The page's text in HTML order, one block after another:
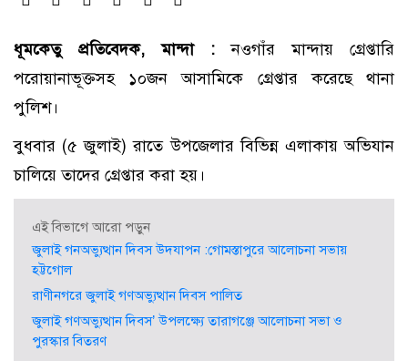
ধূমকেতু প্রতিবেদক, মান্দা :নওগাঁর মান্দায় গ্রেপ্তারি
পরোয়ানাভূক্তসহ ১০জন আসামিকে গ্রেপ্তার করেছে থানা
পুলিশ।
বুধবার (৫ জুলাই) রাতে উপজেলার বিভিন্ন এলাকায় অভিযান
চালিয়ে তাদের গ্রেপ্তার করা হয়।
এই বিভাগে আরো পড়ুন
জুলাই গনঅভ্যুত্থান দিবস উদযাপন :গোমস্তাপুরে আলোচনা সভায়
হট্টগোল
রাণীনগরে জুলাই গণঅভ্যুত্থান দিবস পালিত
জুলাই গণঅভ্যুত্থান দিবস’ উপলক্ষ্যে তারাগঞ্জে আলোচনা সভা ও
পুরস্কার বিতরণ